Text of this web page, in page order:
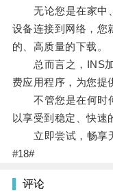
无论您是在家中、
设备连接到网络，您
的、高质量的下载。
总而言之，INS加
费应用程序，为您提
不管您是在何时何
以享受到稳定、快速
立即尝试，畅享无
#18#
评论